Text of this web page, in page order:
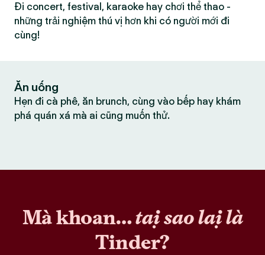
Đi concert, festival, karaoke hay chơi thể thao -
những trải nghiệm thú vị hơn khi có người mới đi
cùng!
Ăn uống
Hẹn đi cà phê, ăn brunch, cùng vào bếp hay khám
phá quán xá mà ai cũng muốn thử.
Mà khoan…tại sao lại là
Tinder?